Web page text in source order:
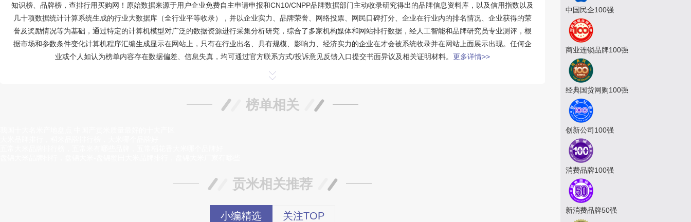
知识榜、品牌榜，查排行用买购网！原始数据来源于用户企业免费自主申请申报和CN10/CNPP品牌数据部门主动收录研究得出的品牌信息资料库，以及信用指数以及
几十项数据统计计算系统生成的行业大数据库（全行业平等收录），并以企业实力、品牌荣誉、网络投票、网民口碑打分、企业在行业内的排名情况、企业获得的荣
誉及奖励情况等为基础，通过特定的计算机模型对广泛的数据资源进行采集分析研究，综合了多家机构媒体和网站排行数据，经人工智能和品牌研究员专业测评，根
据市场和参数条件变化计算机程序汇编生成显示在网站上，只有在行业出名、具有规模、影响力、经济实力的企业在才会被系统收录并在网站上面展示出现。任何企
业或个人如认为榜单内容存在数据偏差、信息失真，均可通过官方联系方式/投诉意见反馈入口提交书面异议及相关证明材料。 更多详情>>
榜单相关
贡米相关推荐
小编精选 关注TOP
中国民企100强
商业连锁品牌100强
经典国货网购100强
创新公司100强
消费品牌100强
新消费品牌50强